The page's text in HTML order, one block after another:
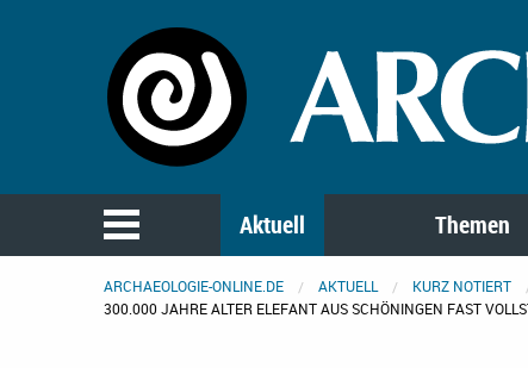
Aktuell Themen
ARCHAEOLOGIE-ONLINE.DE AKTUELL
KURZ NOTIERT
300.000 JAHRE ALTER ELEFANT AUS SCHÖNINGEN FAST